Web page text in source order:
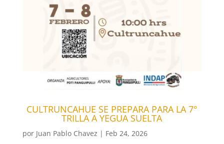
CULTRUNCAHUE SE PREPARA PARA LA 7°
TRILLA A YEGUA SUELTA
por Juan Pablo Chavez | Feb 24, 2026